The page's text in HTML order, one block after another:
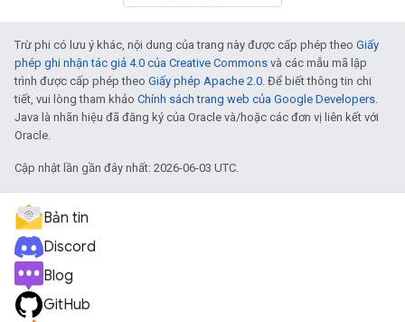
Trừ phi có lưu ý khác, nội dung của trang này được cấp phép theo Giấy
phép ghi nhận tác giả 4.0 của Creative Commons và các mẫu mã lập
trình được cấp phép theo Giấy phép Apache 2.0. Để biết thông tin chi
tiết, vui lòng tham khảo Chính sách trang web của Google Developers.
Java là nhãn hiệu đã đăng ký của Oracle và/hoặc các đơn vị liên kết với
Oracle.
Cập nhật lần gần đây nhất: 2026-06-03 UTC.
Bản tin
Discord
Blog
GitHub